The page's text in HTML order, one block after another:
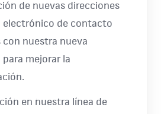
de nuevas direcciones
electrónico de contacto
con nuestra nueva
mejorar la
en nuestra línea de